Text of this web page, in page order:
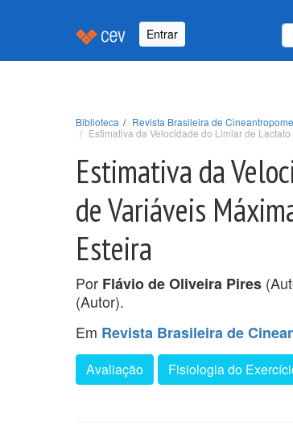
Entrar
Biblioteca
Revista Brasileira de
Estimativa da Velocidade do Limiar de
Estimativa da
de Variáveis
Esteira
Por Flávio de Oliveira Pires
(Autor).
Em Revista Brasileira de
Avaliação Fisiologia do